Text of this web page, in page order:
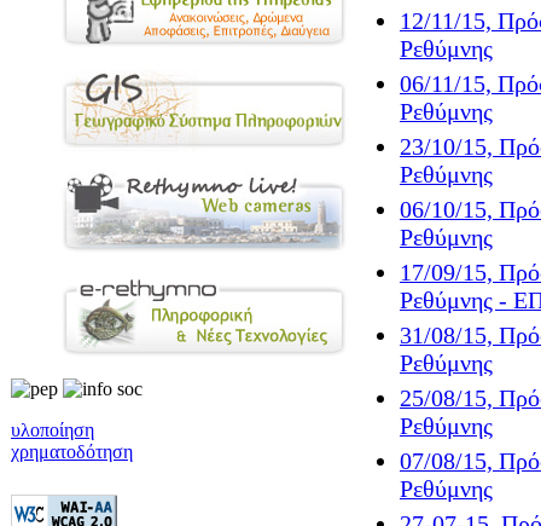
υλοποίηση
χρηματοδότηση
12/11/15,
Ρεθύμνης
06/11/15,
Ρεθύμνης
23/10/15,
Ρεθύμνης
06/10/15,
Ρεθύμνης
17/09/15,
Ρεθύμνης -
31/08/15,
Ρεθύμνης
25/08/15,
Ρεθύμνης
07/08/15,
Ρεθύμνης